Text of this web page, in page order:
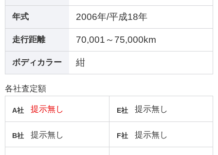
年式 2006年/平成18年
走行距離 70,001～75,000km
ボディカラー 紺
各社査定額
A社 提示無し
B社 提示無し
E社 提示無し
F社 提示無し